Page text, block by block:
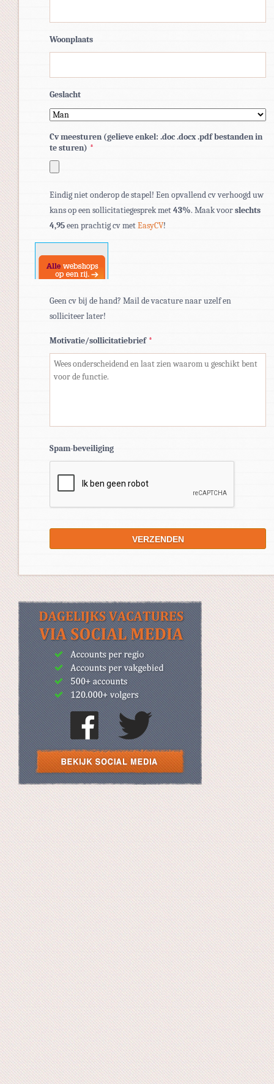
Woonplaats
Geslacht
Cv meesturen (gelieve enkel: .doc .docx .pdf bestanden in
te sturen) *
bestandstypen:
pdf,
doc,
docx.
Eindig niet onderop de stapel! Een opvallend cv verhoogd uw
kans op een sollicitatiegesprek met43%. Maak voorslechts
4,95een prachtig cv metEasyCV!
Geen cv bij de hand? Mail de vacature naar uzelf en
solliciteer later!
Motivatie/sollicitatiebrief *
Spam-beveiliging